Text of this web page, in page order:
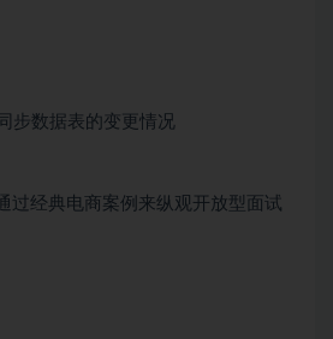
步数据表的变更情况
过经典电商案例来纵观开放型面试